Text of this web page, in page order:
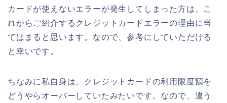
カードが使えないエラーが発生してしまった方は、こ
れからご紹介するクレジットカードエラーの理由に当
てはまると思います。なので、参考にしていただける
と幸いです。
ちなみに私自身は、クレジットカードの利用限度額を
どうやらオーバーしていたみたいです。なので、違う